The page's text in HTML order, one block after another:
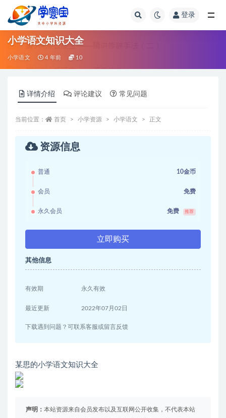
登录
小学语文知识大全
小学语文 4 年前 10
详情介绍 评论建议 常见问题
当前位置： 首页 小学资源 小学语文 正文
资源信息
普通 10金币
会员 免费
永久会员 免费 推荐
立即购买
其他信息
有效期 永久有效
最近更新 2022年07月02日
下载遇到问题？可联系客服或留言反馈
某思的小学语文知识大全
声明： 本站资源来自会员发布以及互联网公开收集，不代表本站
全部